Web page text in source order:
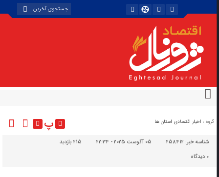
گروه : اخبار اقتصادی استان ها پ
شناسه خبر:258412 05 آگوست 2025 - 22:34
215 بازدید
دیدگاه